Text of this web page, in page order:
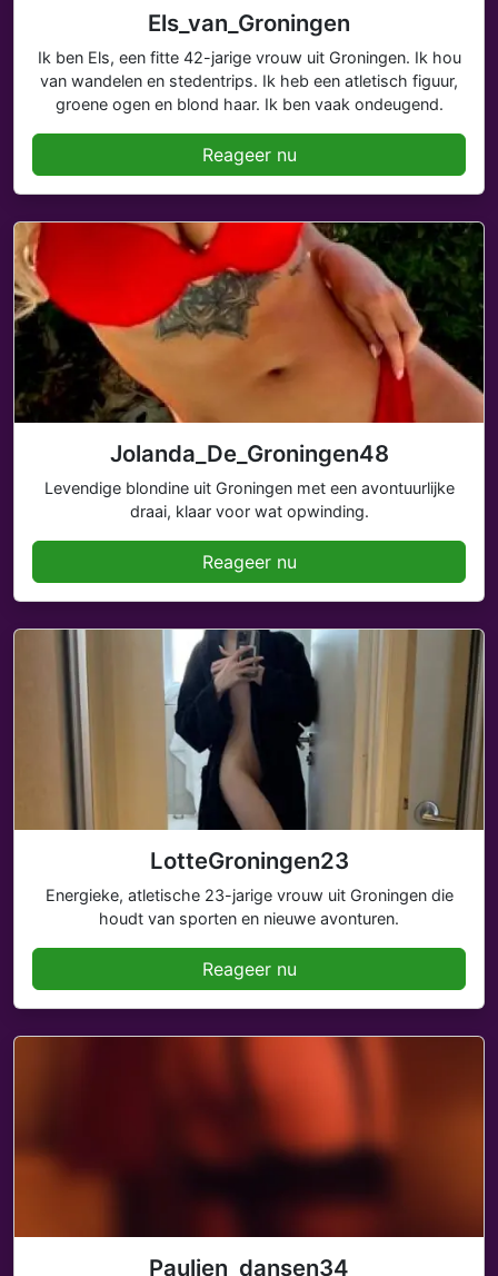
Els_van_Groningen
Ik ben Els, een fitte 42-jarige vrouw uit Groningen. Ik hou
van wandelen en stedentrips. Ik heb een atletisch figuur,
groene ogen en blond haar. Ik ben vaak ondeugend.
Reageer nu
Jolanda_De_Groningen48
Levendige blondine uit Groningen met een avontuurlijke
draai, klaar voor wat opwinding.
Reageer nu
LotteGroningen23
Energieke, atletische 23-jarige vrouw uit Groningen die
houdt van sporten en nieuwe avonturen.
Reageer nu
Paulien_dansen34